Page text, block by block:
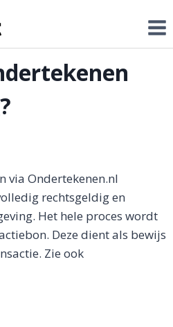
via Ondertekenen.nl
rechtsgeldig en
Het hele proces wordt
Deze dient als bewijs
Zie ook